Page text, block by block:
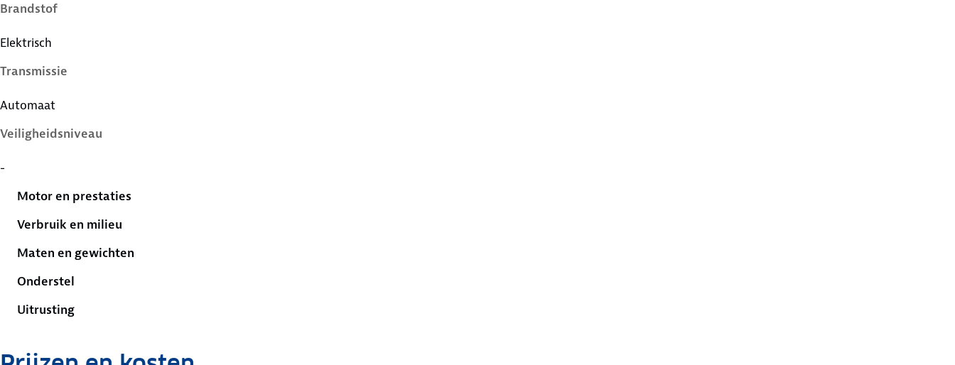
Brandstof
Elektrisch
Transmissie
Automaat
Veiligheidsniveau
-
Motor en prestaties
Verbruik en milieu
Maten en gewichten
Onderstel
Uitrusting